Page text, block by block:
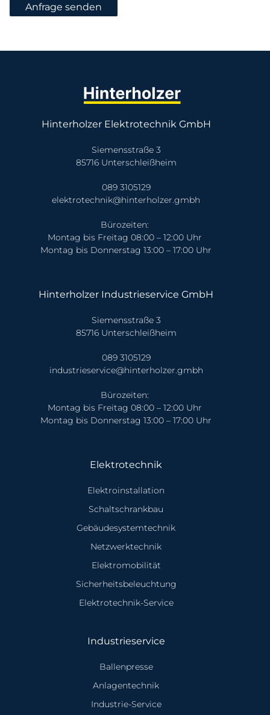
Anfrage senden
Hinterholzer Elektrotechnik GmbH
Siemensstraße 3
85716 Unterschleißheim
089 3105129
elektrotechnik@hinterholzer.gmbh
Bürozeiten:
Montag bis Freitag 08:00 – 12:00 Uhr
Montag bis Donnerstag 13:00 – 17:00 Uhr
Hinterholzer Industrieservice GmbH
Siemensstraße 3
85716 Unterschleißheim
089 3105129
industrieservice@hinterholzer.gmbh
Bürozeiten:
Montag bis Freitag 08:00 – 12:00 Uhr
Montag bis Donnerstag 13:00 – 17:00 Uhr
Elektrotechnik
Elektroinstallation
Schaltschrankbau
Gebäudesystemtechnik
Netzwerktechnik
Elektromobilität
Sicherheitsbeleuchtung
Elektrotechnik-Service
Industrieservice
Ballenpresse
Anlagentechnik
Industrie-Service